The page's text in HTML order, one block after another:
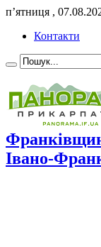
п’ятниця ,
Контакти
Івано-